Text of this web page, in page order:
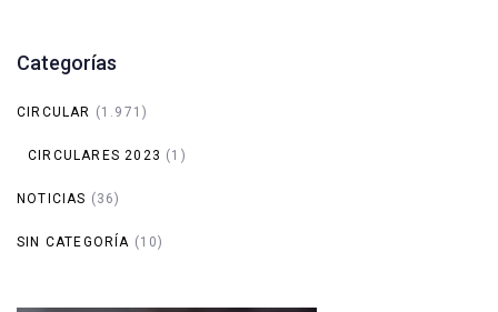
Categorías
CIRCULAR (1.971)
CIRCULARES 2023 (1)
NOTICIAS (36)
SIN CATEGORÍA (10)